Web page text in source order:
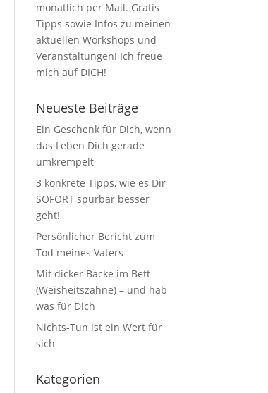
monatlich per Mail. Gratis
Tipps sowie Infos zu meinen
aktuellen Workshops und
Veranstaltungen! Ich freue
mich auf DICH!
Neueste Beiträge
Ein Geschenk für Dich, wenn
das Leben Dich gerade
umkrempelt
3 konkrete Tipps, wie es Dir
SOFORT spürbar besser
geht!
Persönlicher Bericht zum
Tod meines Vaters
Mit dicker Backe im Bett
(Weisheitszähne) – und hab
was für Dich
Nichts-Tun ist ein Wert für
sich
Kategorien